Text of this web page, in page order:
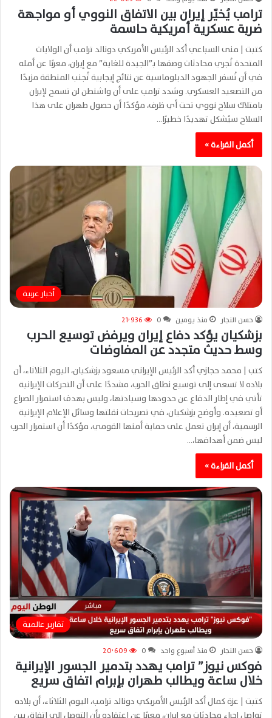
ترامب يُخيّر إيران بين الاتفاق النووي أو مواجهة
ضربة عسكرية أمريكية حاسمة
كتبت | منى السباعي أكد الرئيس الأمريكي دونالد ترامب أن الولايات
المتحدة تُجري محادثات وصفها بـ”الجيدة للغاية” مع إيران، معربًا عن أمله
في أن تُسفر الجهود الدبلوماسية عن نتائج إيجابية تُجنب المنطقة مزيدًا
من التصعيد العسكري. وشدد ترامب على أن واشنطن لن تسمح لإيران
بامتلاك سلاح نووي تحت أي ظرف، مؤكدًا أن حصول طهران على هذا
السلاح سيُشكل تهديدًا خطيرًا…
أكمل القراءة »
أخبار عربية
حسن النجار منذ يومين 0 21٬936
بزشكيان يؤكد دفاع إيران ويرفض توسيع الحرب
وسط حديث متجدد عن المفاوضات
كتب | محمد حجازي أكد الرئيس الإيراني مسعود بزشكيان، اليوم الثلاثاء، أن
بلاده لا تسعى إلى توسيع نطاق الحرب، مشددًا على أن التحركات الإيرانية
تأتي في إطار الدفاع عن حدودها وسيادتها، وليس بهدف استمرار الصراع
أو تصعيده. وأوضح بزشكيان، في تصريحات نقلتها وسائل الإعلام الإيرانية
الرسمية، أن إيران تعمل على حماية أمنها القومي، مؤكدًا أن استمرار الحرب
ليس ضمن أهدافها،…
أكمل القراءة »
تقارير عالمية
حسن النجار منذ أسبوع واحد 0 20٬609
فوكس نيوز” ترامب يهدد بتدمير الجسور الإيرانية
خلال ساعة ويطالب طهران بإبرام اتفاق سريع
كتبت | عزة كمال أكد الرئيس الأمريكي دونالد ترامب، اليوم الثلاثاء، أن بلاده